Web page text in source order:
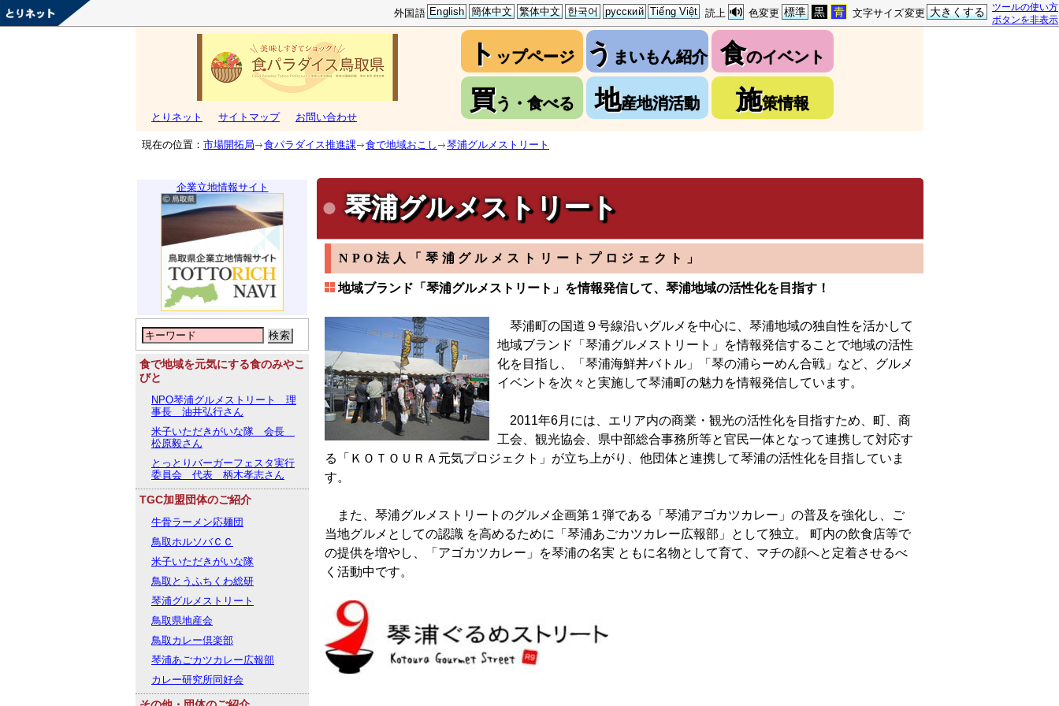
ツールの使い方
ボタンを非表示
文字サイズ変更 大きくする
色変更 標準 黒 青
読上
外国語 English 簡体中文 繁体中文 한국어 русский Tiếng Việt
とりネット サイトマップ お問い合わせ
ト ップページ う まいもん紹介 食のイベント
買う・食べる 地産地消活動 施策情報
現在の位置： 市場開拓局 食パラダイス推進課 食で地域おこし 琴浦グルメストリート
企業立地情報サイト
検索
食で地域を元気にする食のみやこ
びと
NPO琴浦グルメストリート 理
事長 油井弘行さん
米子いただきがいな隊 会長
松原毅さん
とっとりバーガーフェスタ実行
委員会 代表 柄木孝志さん
TGC加盟団体のご紹介
牛骨ラーメン応麺団
鳥取ホルソバＣＣ
米子いただきがいな隊
鳥取とうふちくわ総研
琴浦グルメストリート
鳥取県地産会
鳥取カレー倶楽部
琴浦あごカツカレー広報部
カレー研究所同好会
琴浦グルメストリート
NPO法人「琴浦グルメストリートプロジェクト」
地域ブランド「琴浦グルメストリート」を情報発信して、琴浦地域の活性化を目指す！
琴浦町の国道９号線沿いグルメを中心に、琴浦地域の独自性を活かして
地域ブランド「琴浦グルメストリート」を情報発信することで地域の活性
化を目指し、「琴浦海鮮丼バトル」「琴の浦らーめん合戦」など、グルメ
イベントを次々と実施して琴浦町の魅力を情報発信しています。
2011年6月には、エリア内の商業・観光の活性化を目指すため、町、商
工会、観光協会、県中部総合事務所等と官民一体となって連携して対応す
る「ＫＯＴＯＵＲＡ元気プロジェクト」が立ち上がり、他団体と連携して琴浦の活性化を目指していま
す。
また、琴浦グルメストリートのグルメ企画第１弾である「琴浦アゴカツカレー」の普及を強化し、ご
当地グルメとしての認識 を高めるために「琴浦あごカツカレー広報部」として独立。 町内の飲食店等で
の提供を増やし、「アゴカツカレー」を琴浦の名実 ともに名物として育て、マチの顔へと定着させるべ
く活動中です。